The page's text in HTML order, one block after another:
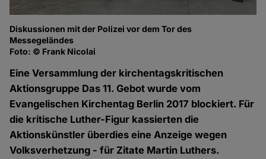
Diskussionen mit der Polizei vor dem Tor des
Messegeländes
Foto: © Frank Nicolai
Eine Versammlung der kirchentagskritischen
Aktionsgruppe Das 11. Gebot wurde vom
Evangelischen Kirchentag Berlin 2017 blockiert. Für
die kritische Luther-Figur kassierten die
Aktionskünstler überdies eine Anzeige wegen
Volksverhetzung - für Zitate Martin Luthers.